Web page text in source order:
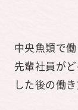
中央魚類で
先輩社員が
した後の働